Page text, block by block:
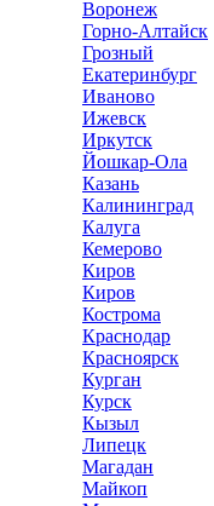
Воронеж
Горно-Алтайск
Грозный
Екатеринбург
Иваново
Ижевск
Иркутск
Йошкар-Ола
Казань
Калининград
Калуга
Кемерово
Киров
Киров
Кострома
Краснодар
Красноярск
Курган
Курск
Кызыл
Липецк
Магадан
Майкоп